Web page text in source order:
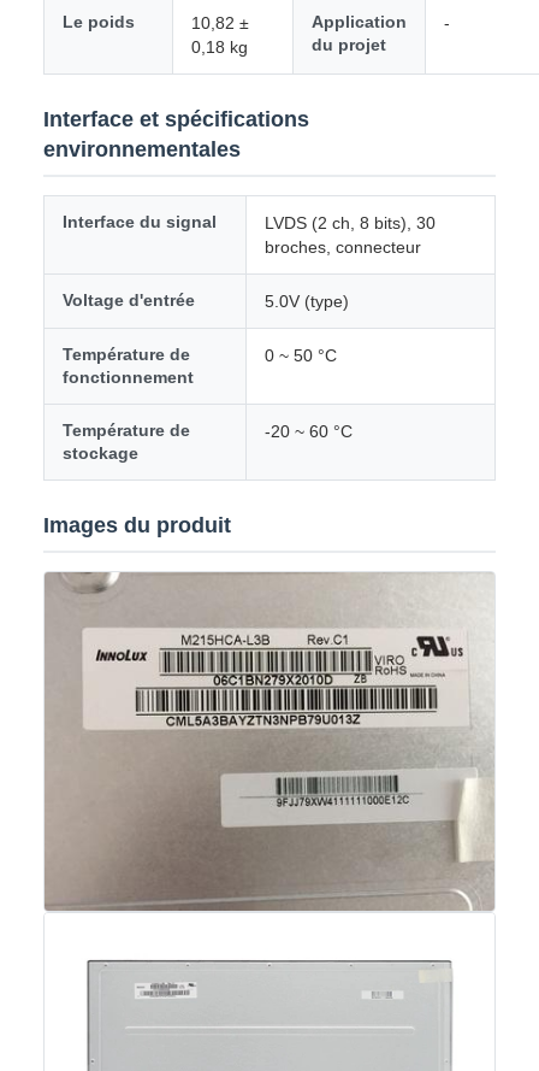
Le poids
10,82 ±
0,18 kg
Application
du projet
-
Interface et spécifications
environnementales
Interface du signal
LVDS (2 ch, 8 bits), 30
broches, connecteur
Voltage d'entrée 5.0V (type)
Température de
fonctionnement
0 ~ 50 °C
Température de
stockage
-20 ~ 60 °C
Images du produit